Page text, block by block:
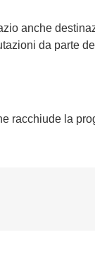
anche
da parte
racchiude la